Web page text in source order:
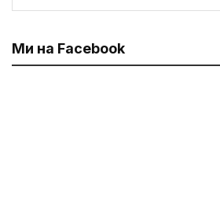
Ми на Facebook